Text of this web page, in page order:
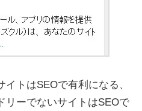
トはSEOで有利になる、
リーでないサイトはSEOで